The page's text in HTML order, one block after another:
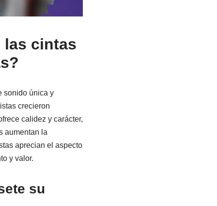
las cintas
sonido única y
crecieron
calidez y carácter,
aumentan la
aprecian el aspecto
y valor.
su